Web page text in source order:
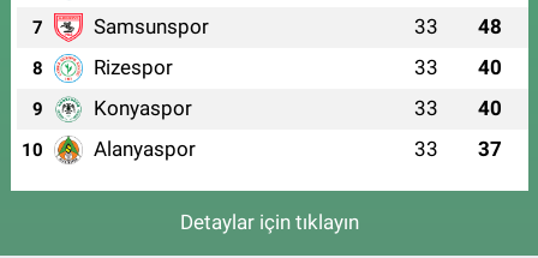
7 Samsunspor 33 48
8 Rizespor 33 40
9 Konyaspor 33 40
10 Alanyaspor 33 37
Detaylar için tıklayın